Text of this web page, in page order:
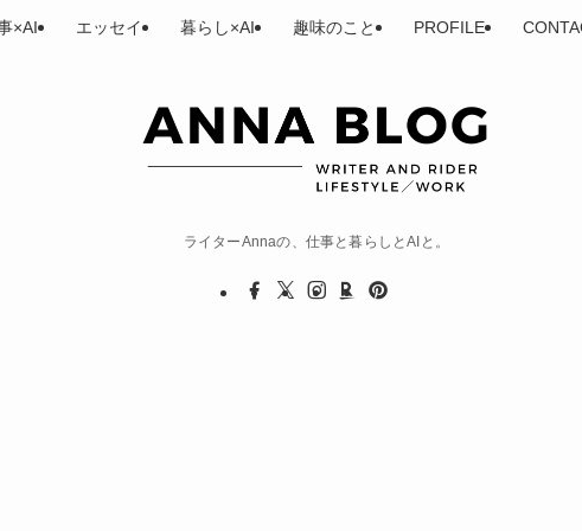
ライターAnnaの、仕事と暮らしとAIと。
×AI エッセイ 暮らし×AI 趣味のこと PROFILE